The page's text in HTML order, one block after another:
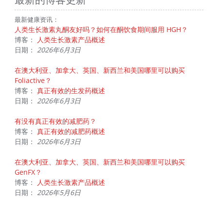
最新健康资讯：
人类生长激素丸酮友好吗？如何在酮饮食期间服用 HGH？
博客：
人类生长激素产品概述
日期： 2026年6月3日
在澳大利亚、加拿大、英国、新西兰和美国哪里可以购买
Foliactive？
博客： 真正有效的生发药概述
日期： 2026年6月3日
有没有真正有效的减肥药？
博客： 真正有效的减肥药概述
日期： 2026年6月3日
在澳大利亚、加拿大、英国、新西兰和美国哪里可以购买
GenFX？
博客：
人类生长激素产品概述
日期： 2026年5月6日